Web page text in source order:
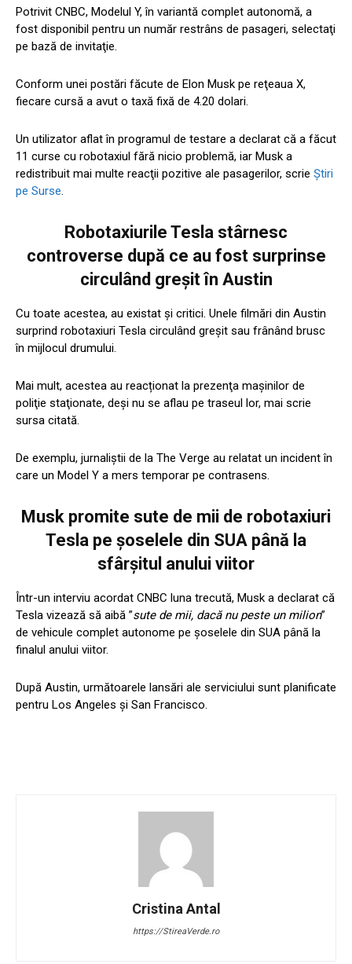
Potrivit CNBC, Modelul Y, în variantă complet autonomă, a
fost disponibil pentru un număr restrâns de pasageri, selectaţi
pe bază de invitaţie.
Conform unei postări făcute de Elon Musk pe reţeaua X,
fiecare cursă a avut o taxă fixă de 4.20 dolari.
Un utilizator aflat în programul de testare a declarat că a făcut
11 curse cu robotaxiul fără nicio problemă, iar Musk a
redistribuit mai multe reacţii pozitive ale pasagerilor, scrie Știri
pe Surse.
Robotaxiurile Tesla stârnesc
controverse după ce au fost surprinse
circulând greșit în Austin
Cu toate acestea, au existat şi critici. Unele filmări din Austin
surprind robotaxiuri Tesla circulând greşit sau frânând brusc
în mijlocul drumului.
Mai mult, acestea au reacționat la prezenţa maşinilor de
poliţie staţionate, deşi nu se aflau pe traseul lor, mai scrie
sursa citată.
De exemplu, jurnaliştii de la The Verge au relatat un incident în
care un Model Y a mers temporar pe contrasens.
Musk promite sute de mii de robotaxiuri
Tesla pe șoselele din SUA până la
sfârșitul anului viitor
Într-un interviu acordat CNBC luna trecută, Musk a declarat că
Tesla vizează să aibă ”sute de mii, dacă nu peste un milion”
de vehicule complet autonome pe şoselele din SUA până la
finalul anului viitor.
După Austin, următoarele lansări ale serviciului sunt planificate
pentru Los Angeles şi San Francisco.
Cristina Antal
https://StireaVerde.ro